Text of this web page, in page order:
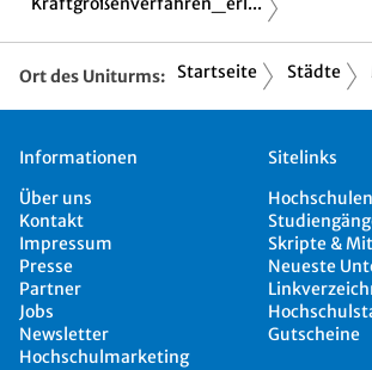
Ort des Uniturms: Startseite Städte
Informationen
Über uns
Kontakt
Impressum
Presse
Partner
Jobs
Newsletter
Hochschulmarketing
Sitelinks
Hochschulen
Skripte &
Neueste
Gutscheine